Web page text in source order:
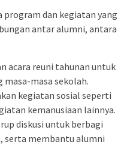
dan kegiatan yang
antar alumni, antara
acara reuni tahunan untuk
masa-masa sekolah.
kegiatan sosial seperti
kemanusiaan lainnya.
diskusi untuk berbagi
serta membantu alumni